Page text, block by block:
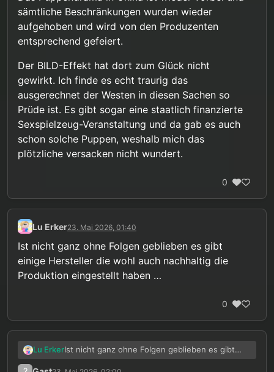
sämtliche Beschränkungen wurden wieder
aufgehoben und wird von den Produzenten
entsprechend gefeiert.
Der BILD-Effekt hat dort zum Glück nicht
gewirkt. Ich finde es echt traurig das
ausgerechnet der Westen in diesen Sachen so
Prüde ist. Es gibt sogar eine staatlich finanzierte
Sexspielzeug-Veranstaltung und da gab es auch
schon solche Puppen, weshalb mich das
plötzliche versacken nicht wundert.
0
Lu Erker23. Mai 2026, 01:40
Ist nicht ganz ohne Folgen geblieben es gibt
einige Hersteller die wohl auch nachhaltig die
Produktion eingestellt haben …
0
Lu ErkerIst nicht ganz ohne Folgen geblieben es gibt
einige Hersteller die wohl auch nachhaltig die